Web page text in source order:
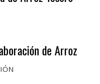
de Arroz